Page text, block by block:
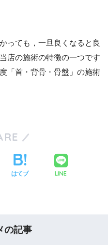
っても，一旦良くなると良
店の施術の特徴の一つです
「首・背骨・骨盤」の施術
はてブ LINE
の記事